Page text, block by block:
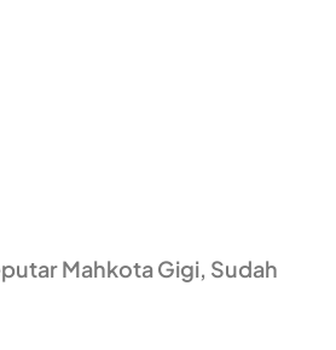
Mahkota Gigi, Sudah